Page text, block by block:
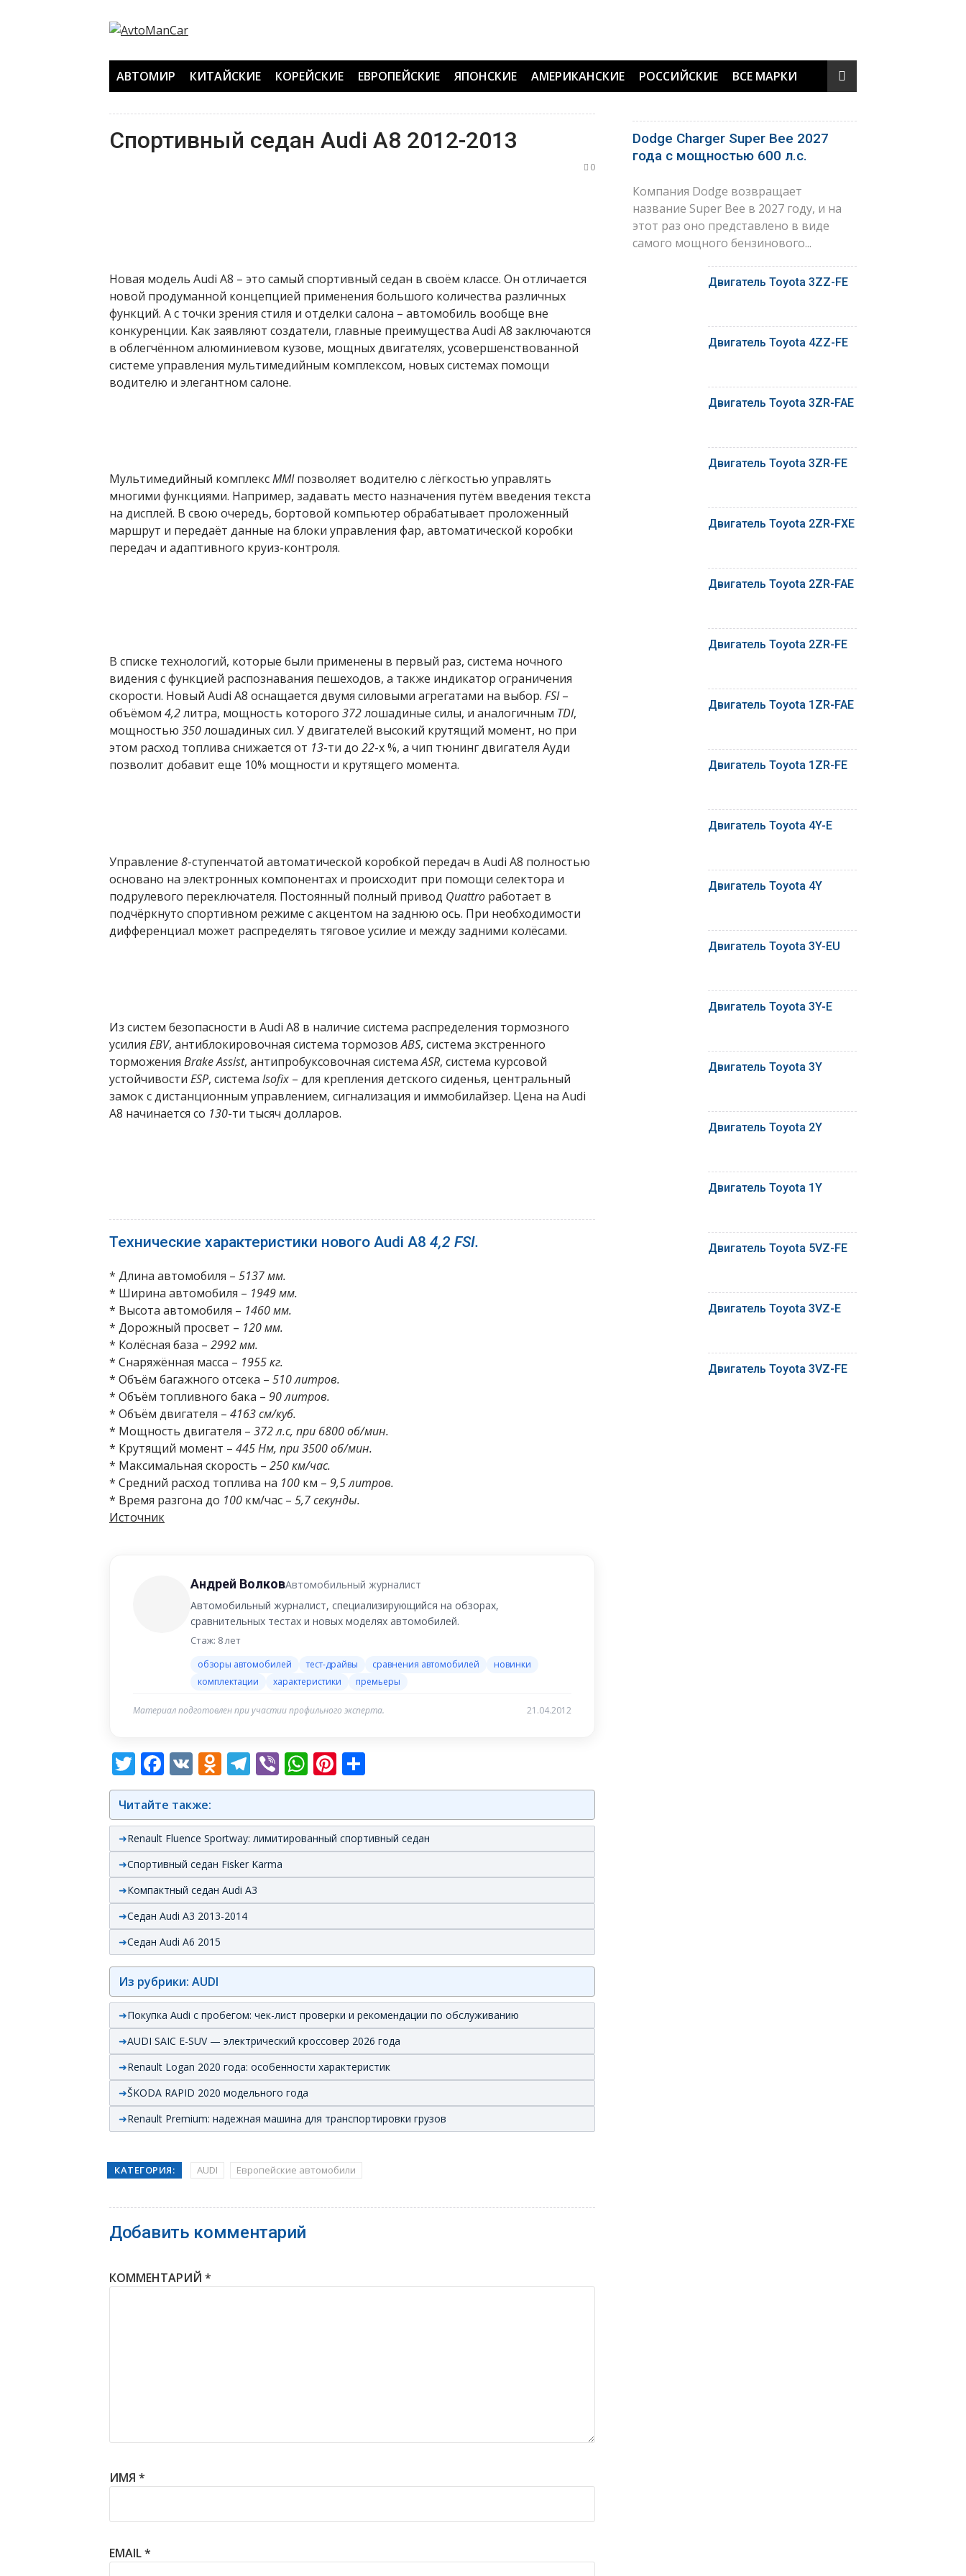
АВТОМИР КИТАЙСКИЕ КОРЕЙСКИЕ ЕВРОПЕЙСКИЕ ЯПОНСКИЕ АМЕРИКАНСКИЕ РОССИЙСКИЕ ВСЕ МАРКИ
Спортивный седан Audi A8 2012-2013
0
Новая модель Audi A8 – это самый спортивный седан в своём классе. Он отличается
новой продуманной концепцией применения большого количества различных
функций. А с точки зрения стиля и отделки салона – автомобиль вообще вне
конкуренции. Как заявляют создатели, главные преимущества Audi A8 заключаются
в облегчённом алюминиевом кузове, мощных двигателях, усовершенствованной
системе управления мультимедийным комплексом, новых системах помощи
водителю и элегантном салоне.
Мультимедийный комплексMMIпозволяет водителю с лёгкостью управлять
многими функциями. Например, задавать место назначения путём введения текста
на дисплей. В свою очередь, бортовой компьютер обрабатывает проложенный
маршрут и передаёт данные на блоки управления фар, автоматической коробки
передач и адаптивного круиз-контроля.
В списке технологий, которые были применены в первый раз, система ночного
видения с функцией распознавания пешеходов, а также индикатор ограничения
скорости. Новый Audi A8 оснащается двумя силовыми агрегатами на выбор. FSI–
объёмом 4,2литра, мощность которого 372лошадиные силы, и аналогичным TDI,
мощностью 350лошадиных сил. У двигателей высокий крутящий момент, но при
этом расход топлива снижается от 13-ти до 22-х %, а чип тюнинг двигателя Ауди
позволит добавит еще 10% мощности и крутящего момента.
Управление 8-ступенчатой автоматической коробкой передач в Audi A8 полностью
основано на электронных компонентах и происходит при помощи селектора и
подрулевого переключателя. Постоянный полный привод Quattro работает в
подчёркнуто спортивном режиме с акцентом на заднюю ось. При необходимости
дифференциал может распределять тяговое усилие и между задними колёсами.
Из систем безопасности в Audi A8 в наличие система распределения тормозного
усилия EBV, антиблокировочная система тормозовABS, система экстренного
торможения Brake Assist, антипробуксовочная системаASR, система курсовой
устойчивости ESP, система Isofix – для крепления детского сиденья, центральный
замок с дистанционным управлением, сигнализация и иммобилайзер. Цена на Audi
A8 начинается со 130-ти тысяч долларов.
Технические характеристики нового Audi A8 4,2 FSI.
* Длина автомобиля – 5137 мм.
* Ширина автомобиля – 1949 мм.
* Высота автомобиля – 1460 мм.
* Дорожный просвет – 120 мм.
* Колёсная база – 2992 мм.
* Снаряжённая масса – 1955 кг.
* Объём багажного отсека – 510 литров.
* Объём топливного бака – 90 литров.
* Объём двигателя – 4163 см/куб.
* Мощность двигателя – 372 л.с, при 6800 об/мин.
* Крутящий момент – 445 Нм, при 3500 об/мин.
* Максимальная скорость – 250 км/час.
* Средний расход топлива на 100 км – 9,5 литров.
* Время разгона до 100 км/час – 5,7 секунды.
Источник
Андрей ВолковАвтомобильный журналист
Автомобильный журналист, специализирующийся на обзорах,
сравнительных тестах и новых моделях автомобилей.
Стаж: 8 лет
обзоры автомобилей тест-драйвы сравнения автомобилей
новинки
комплектации
характеристики премьеры
Материал подготовлен при участии профильного эксперта. 21.04.2012
Twitter
Facebook
VK Odnoklassniki
Telegram
ViberWhatsApp
Pinterest
Читайте также:
Renault Fluence Sportway: лимитированный спортивный седан
Спортивный седан Fisker Karma
Компактный седан Audi A3
Седан Audi A3 2013-2014
Седан Audi A6 2015
Из рубрики: AUDI
Покупка Audi с пробегом: чек-лист проверки и рекомендации по обслуживанию
AUDI SAIC E-SUV — электрический кроссовер 2026 года
Renault Logan 2020 года: особенности характеристик
ŠKODA RAPID 2020 модельного года
Renault Premium: надежная машина для транспортировки грузов
КАТЕГОРИЯ: AUDI Европейские автомобили
Добавить комментарий
КОММЕНТАРИЙ *
ИМЯ *
EMAIL*
Dodge Charger Super Bee 2027
года с мощностью 600 л.с.
Компания Dodge возвращает
название Super Bee в 2027 году, и на
этот раз оно представлено в виде
самого мощного бензинового...
Двигатель Toyota 3ZZ-FE
Двигатель Toyota 4ZZ-FE
Двигатель Toyota 3ZR-FAE
Двигатель Toyota 3ZR-FE
Двигатель Toyota 2ZR-FXE
Двигатель Toyota 2ZR-FAE
Двигатель Toyota 2ZR-FE
Двигатель Toyota 1ZR-FAE
Двигатель Toyota 1ZR-FE
Двигатель Toyota 4Y-E
Двигатель Toyota 4Y
Двигатель Toyota 3Y-EU
Двигатель Toyota 3Y-E
Двигатель Toyota 3Y
Двигатель Toyota 2Y
Двигатель Toyota 1Y
Двигатель Toyota 5VZ-FE
Двигатель Toyota 3VZ-E
Двигатель Toyota 3VZ-FE